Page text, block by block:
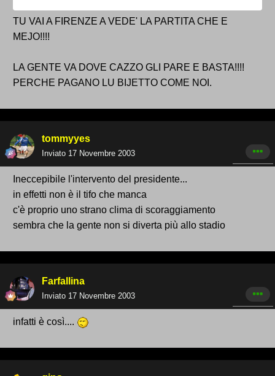
TU VAI A FIRENZE A VEDE' LA PARTITA CHE E
MEJO!!!!
LA GENTE VA DOVE CAZZO GLI PARE E BASTA!!!!
PERCHE PAGANO LU BIJETTO COME NOI.
tommyyes
Inviato 17 Novembre 2003
Ineccepibile l'intervento del presidente...
in effetti non è il tifo che manca
c'è proprio uno strano clima di scoraggiamento
sembra che la gente non si diverta più allo stadio
Farfallina
Inviato 17 Novembre 2003
infatti è così....